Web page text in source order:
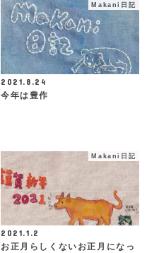
Makani日記
2021.8.24
今年は豊作
Makani日記
2021.1.2
お正月らしくないお正月になっ